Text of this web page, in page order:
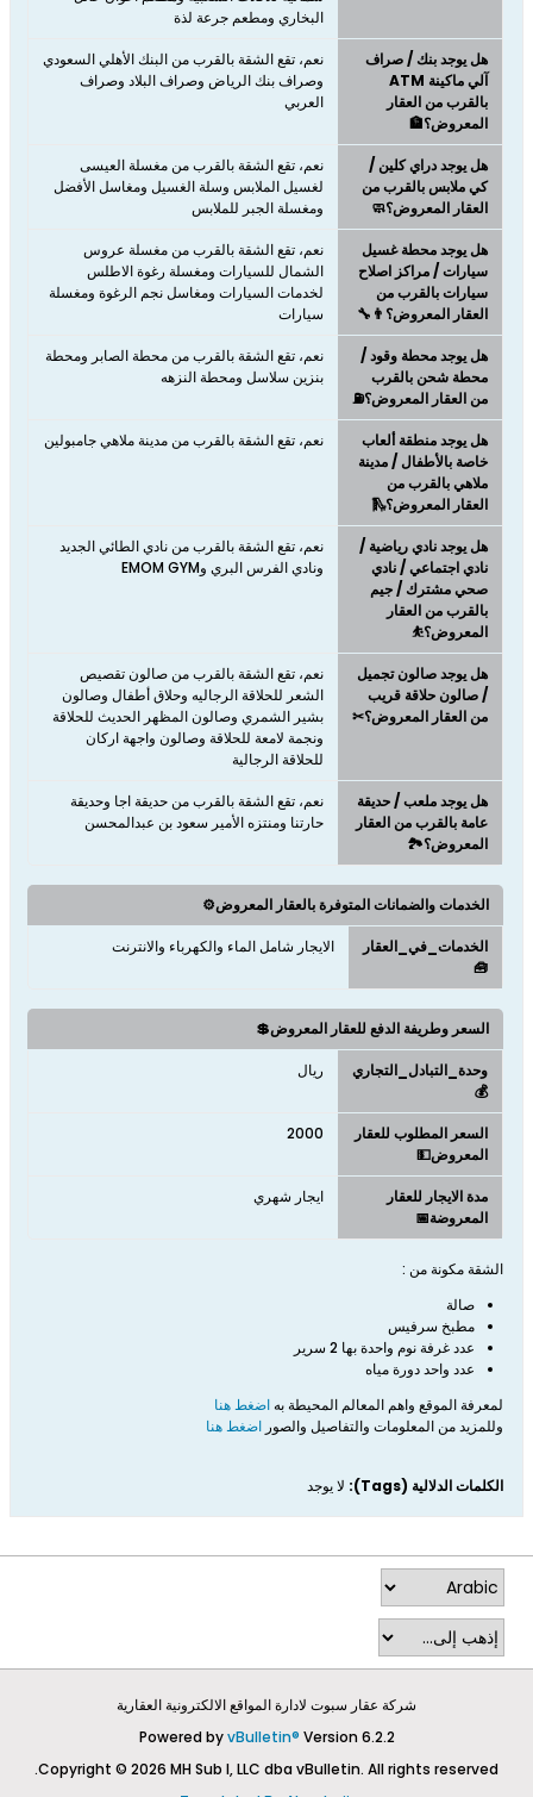
البخاري ومطعم جرعة لذة
هل يوجد بنك / صراف
آلي ماكينة ATM
بالقرب من العقار
المعروض؟🏦
نعم، تقع الشقة بالقرب من البنك الأهلي السعودي
وصراف بنك الرياض وصراف البلاد وصراف
العربي
هل يوجد دراي كلين /
كي ملابس بالقرب من
العقار المعروض؟🧼
نعم، تقع الشقة بالقرب من مغسلة العيسى
لغسيل الملابس وسلة الغسيل ومغاسل الأفضل
ومغسلة الجبر للملابس
هل يوجد محطة غسيل
سيارات / مراكز اصلاح
سيارات بالقرب من
العقار المعروض؟👨‍🔧
نعم، تقع الشقة بالقرب من مغسلة عروس
الشمال للسيارات ومغسلة رغوة الاطلس
لخدمات السيارات ومغاسل نجم الرغوة ومغسلة
سيارات
هل يوجد محطة وقود /
محطة شحن بالقرب
من العقار المعروض؟⛽
نعم، تقع الشقة بالقرب من محطة الصابر ومحطة
بنزين سلاسل ومحطة النزهه
هل يوجد منطقة ألعاب
خاصة بالأطفال / مدينة
ملاهي بالقرب من
العقار المعروض؟🛝
نعم، تقع الشقة بالقرب من مدينة ملاهي جامبولين
هل يوجد نادي رياضية /
نادي اجتماعي / نادي
صحي مشترك / جيم
بالقرب من العقار
المعروض؟⛹
نعم، تقع الشقة بالقرب من نادي الطائي الجديد
ونادي الفرس البري وEMOM GYM
هل يوجد صالون تجميل
/ صالون حلاقة قريب
من العقار المعروض؟✂
نعم، تقع الشقة بالقرب من صالون تقصيص
الشعر للحلاقة الرجاليه وحلاق أطفال وصالون
بشير الشمري وصالون المظهر الحديث للحلاقة
ونجمة لامعة للحلاقة وصالون واجهة اركان
للحلاقة الرجالية
هل يوجد ملعب / حديقة
عامة بالقرب من العقار
المعروض؟🏞️
نعم، تقع الشقة بالقرب من حديقة اجا وحديقة
حارتنا ومنتزه الأمير سعود بن عبدالمحسن
الخدمات والضمانات المتوفرة بالعقار المعروض⚙️
الخدمات_في_العقار
🧰
الايجار شامل الماء والكهرباء والانترنت
السعر وطريفة الدفع للعقار المعروض💲
وحدة_التبادل_التجاري
💰
ريال
السعر المطلوب للعقار
المعروض💵
2000
مدة الايجار للعقار
المعروضة📅
ايجار شهري
الشقة مكونة من :
صالة
مطبخ سرفيس
عدد غرفة نوم واحدة بها 2 سرير
عدد واحد دورة مياه
لمعرفة الموقع واهم المعالم المحيطة بهاضغط هنا
وللمزيد من المعلومات والتفاصيل والصور اضغط هنا
الكلمات الدلالية (Tags): لا يوجد
شركة عقار سبوت لادارة المواقع الالكترونية العقارية
Powered byvBulletin® Version 6.2.2
Copyright © 2026 MH Sub I, LLC dba vBulletin. All rights reserved.